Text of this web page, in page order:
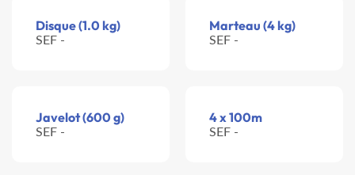
Disque (1.0 kg)
SEF -
Marteau (4 kg)
SEF -
Javelot (600 g)
SEF -
4 x 100m
SEF -